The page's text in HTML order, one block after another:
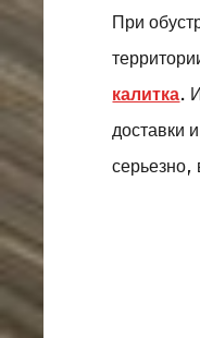
При
калитка.
доставки
серьезно,